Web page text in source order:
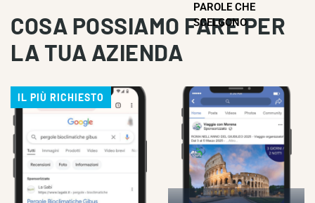
PAROLE CHE
SCELGONO
COSA POSSIAMO FARE PER
LA TUA AZIENDA
IL PIÙ RICHIESTO